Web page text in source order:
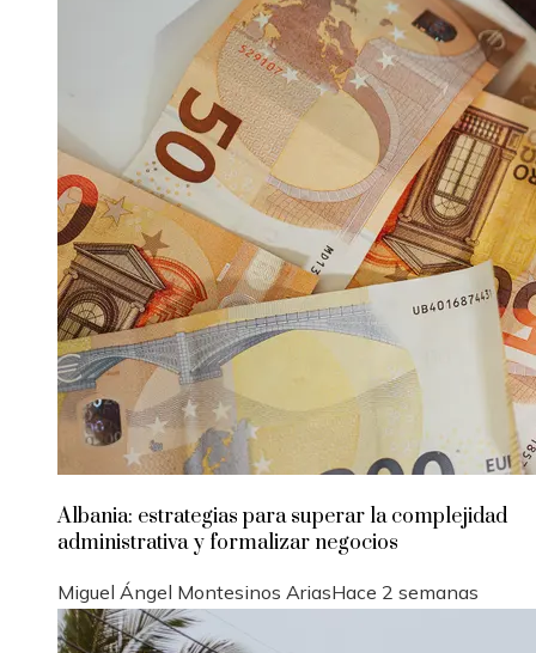
Albania: estrategias para superar la complejidad
administrativa y formalizar negocios
Miguel Ángel Montesinos AriasHace 2 semanas